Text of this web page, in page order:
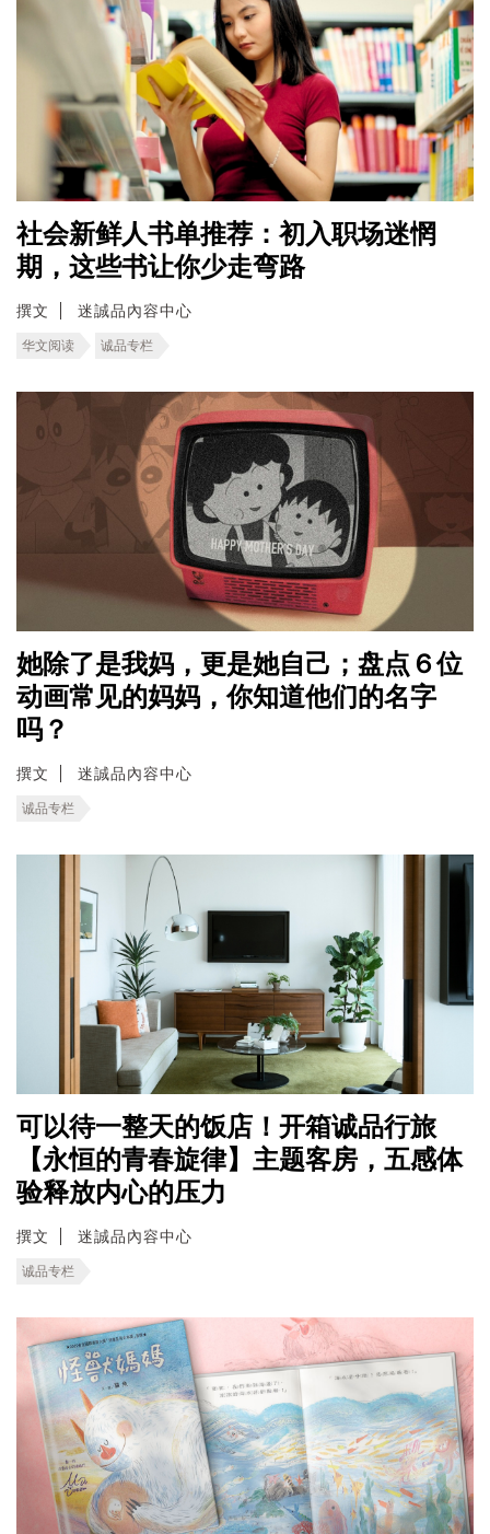
社会新鲜人书单推荐：初入职场迷惘
期，这些书让你少走弯路
撰文 迷誠品內容中心
华文阅读 诚品专栏
她除了是我妈，更是她自己；盘点６位
动画常见的妈妈，你知道他们的名字
吗？
撰文 迷誠品內容中心
诚品专栏
可以待一整天的饭店！开箱诚品行旅
【永恒的青春旋律】主题客房，五感体
验释放内心的压力
撰文 迷誠品內容中心
诚品专栏